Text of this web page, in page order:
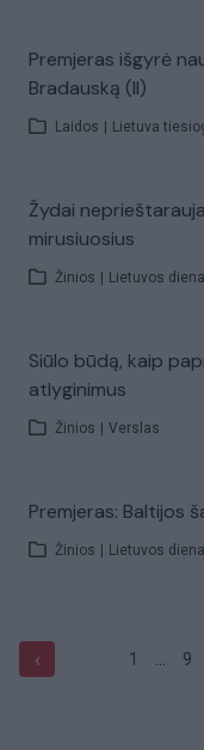
Premjeras išgyrė
Bradauską (II)
Laidos Lietuva
Žydai
mirusiuosius
Žinios Lietuvos diena
Siūlo būdą, kaip
atlyginimus
Žinios Verslas
Premjeras: Baltijos
Žinios Lietuvos diena
‹ 1 ... 9